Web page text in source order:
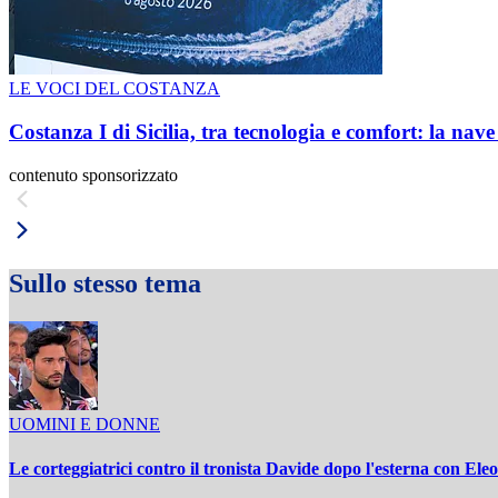
LE VOCI DEL COSTANZA
Costanza I di Sicilia, tra tecnologia e comfort: la
contenuto sponsorizzato
Sullo stesso tema
UOMINI E DONNE
Le corteggiatrici contro il tronista Davide dopo l'esterna con